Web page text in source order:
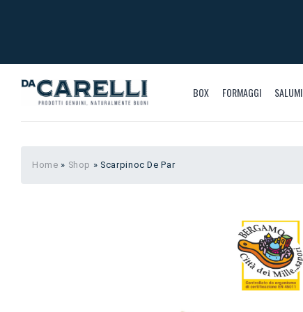
BOX FORMAGGI SALUMI
Home » Shop »Scarpinoc De Par